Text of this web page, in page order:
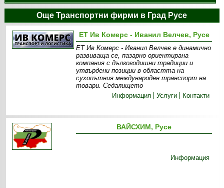
Още Транспортни фирми в Град Русе
ЕТ Ив Комерс - Иванил Велчев, Русе
ЕТ Ив Комерс - Иванил Велчев е динамично
развиваща се, пазарно ориентирана
компания с дългогодишни традиции и
утвърдени позиции в областта на
сухопътния международен транспорт на
товари. Седалището
Информация
Услуги Контакти
ВАЙСХИМ, Русе
Информация